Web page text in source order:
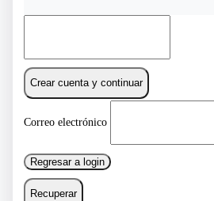
Crear cuenta y continuar
Correo electrónico
Regresar a login
Recuperar